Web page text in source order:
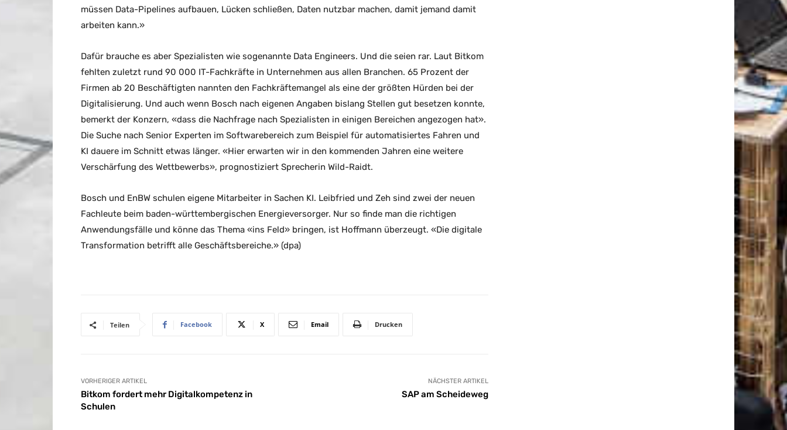
müssen Data-Pipelines aufbauen, Lücken schließen, Daten nutzbar machen, damit jemand damit
arbeiten kann.»
Dafür brauche es aber Spezialisten wie sogenannte Data Engineers. Und die seien rar. Laut Bitkom
fehlten zuletzt rund 90 000 IT-Fachkräfte in Unternehmen aus allen Branchen. 65 Prozent der
Firmen ab 20 Beschäftigten nannten den Fachkräftemangel als eine der größten Hürden bei der
Digitalisierung. Und auch wenn Bosch nach eigenen Angaben bislang Stellen gut besetzen konnte,
bemerkt der Konzern, «dass die Nachfrage nach Spezialisten in einigen Bereichen angezogen hat».
Die Suche nach Senior Experten im Softwarebereich zum Beispiel für automatisiertes Fahren und
KI dauere im Schnitt etwas länger. «Hier erwarten wir in den kommenden Jahren eine weitere
Verschärfung des Wettbewerbs», prognostiziert Sprecherin Wild-Raidt.
Bosch und EnBW schulen eigene Mitarbeiter in Sachen KI. Leibfried und Zeh sind zwei der neuen
Fachleute beim baden-württembergischen Energieversorger. Nur so finde man die richtigen
Anwendungsfälle und könne das Thema «ins Feld» bringen, ist Hoffmann überzeugt. «Die digitale
Transformation betrifft alle Geschäftsbereiche.» (dpa)
Teilen Facebook X Email Drucken
VORHERIGER ARTIKEL
Bitkom fordert mehr Digitalkompetenz in
Schulen
NÄCHSTER ARTIKEL
SAP am Scheideweg